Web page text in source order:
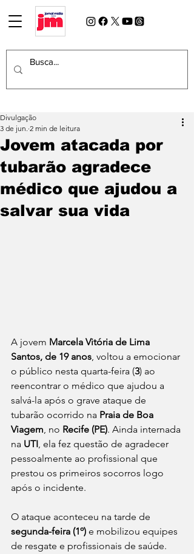
Jovem atacada por
tubarão agradece
médico que ajudou a
salvar sua vida
Divulgação
3 de jun. 2 min de leitura
A jovem Marcela Vitória de Lima
Santos, de 19 anos, voltou a emocionar
o público nesta quarta-feira (3) ao
reencontrar o médico que ajudou a
salvá-la após o grave ataque de
tubarão ocorrido na Praia de Boa
Viagem, no Recife (PE). Ainda internada
na UTI, ela fez questão de agradecer
pessoalmente ao profissional que
prestou os primeiros socorros logo
após o incidente.
O ataque aconteceu na tarde de
segunda-feira (1º) e mobilizou equipes
de resgate e profissionais de saúde.